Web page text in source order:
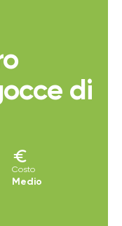
di
euro
Costo
Medio